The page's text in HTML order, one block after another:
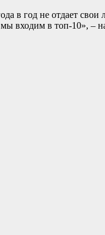
в год не отдает свои
входим в топ-10», –